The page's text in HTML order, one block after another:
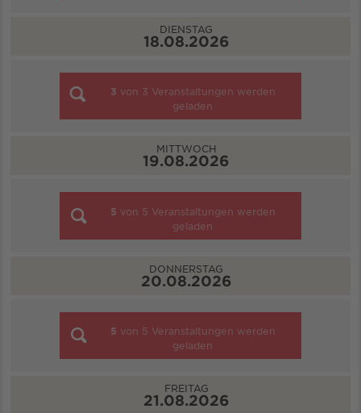
DIENSTAG
18.08.2026
3 von 3 Veranstaltungen werden
geladen
MITTWOCH
19.08.2026
5 von 5 Veranstaltungen werden
geladen
DONNERSTAG
20.08.2026
5 von 5 Veranstaltungen werden
geladen
FREITAG
21.08.2026